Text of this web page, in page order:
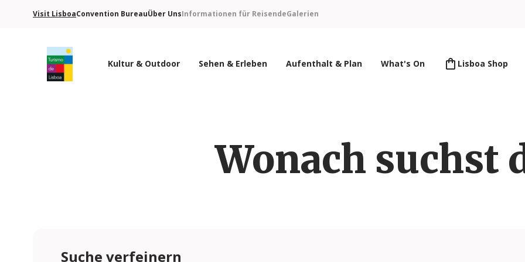
Visit LisboaConvention BureauÜber UnsInformationen für ReisendeGalerien
Kultur & Outdoor Sehen & Erleben Aufenthalt & Plan What's On Lisboa Shop
Wonach suchst
Suche verfeinern